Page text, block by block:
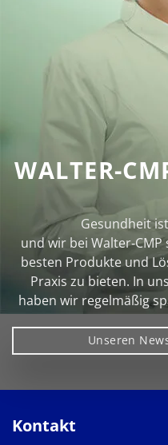
WALTER-
Gesundheit
und wir bei
besten Produkte und
Praxis zu bieten. In
haben wir regelmäßig
Unseren
Kontakt